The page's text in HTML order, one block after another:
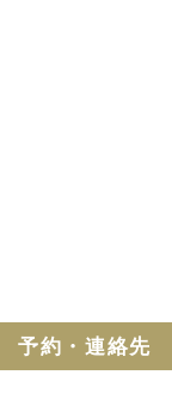
予約・連絡先